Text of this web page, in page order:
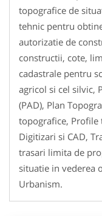
topografice de
tehnic pentru
autorizatie de
constructii, cote,
cadastrale pentru
agricol si cel silvic,
(PAD), Plan
topografice, Profile
Digitizari si CAD,
trasari limita de
situatie in vederea
Urbanism.